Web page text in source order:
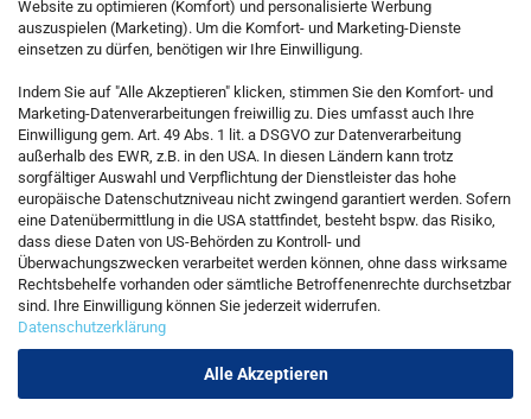
Website zu optimieren (Komfort) und personalisierte Werbung
auszuspielen (Marketing). Um die Komfort- und Marketing-Dienste
einsetzen zu dürfen, benötigen wir Ihre Einwilligung.
Indem Sie auf "Alle Akzeptieren" klicken, stimmen Sie den Komfort- und
Marketing-Datenverarbeitungen freiwillig zu. Dies umfasst auch Ihre
Einwilligung gem. Art. 49 Abs. 1 lit. a DSGVO zur Datenverarbeitung
außerhalb des EWR, z.B. in den USA. In diesen Ländern kann trotz
sorgfältiger Auswahl und Verpflichtung der Dienstleister das hohe
europäische Datenschutzniveau nicht zwingend garantiert werden. Sofern
eine Datenübermittlung in die USA stattfindet, besteht bspw. das Risiko,
dass diese Daten von US-Behörden zu Kontroll- und
Überwachungszwecken verarbeitet werden können, ohne dass wirksame
Rechtsbehelfe vorhanden oder sämtliche Betroffenenrechte durchsetzbar
sind. Ihre Einwilligung können Sie jederzeit widerrufen.
Datenschutzerklärung
Alle Akzeptieren
KONTAKT
Kostenfreie Service-Hotline
0800 5892815
Callback Service
Kontaktformular